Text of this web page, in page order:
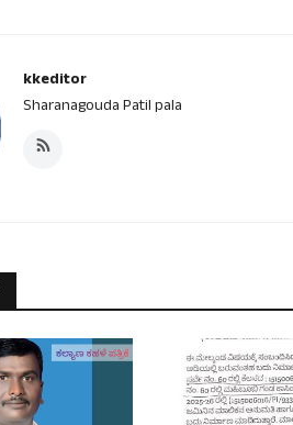
kkeditor
Sharanagouda Patil pala